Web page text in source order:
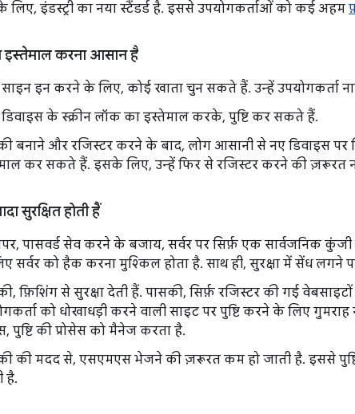
लिए, इंडस्ट्री का नया स्टैंडर्ड है. इससे उपयोगकर्ताओं को कई अहम
इस्तेमाल करना आसान है
इन करने के लिए, कोई खाता चुन सकते हैं. उन्हें उपयोगकर्ता
के स्क्रीन लॉक का इस्तेमाल करके, पुष्टि कर सकते हैं.
बनाने और रजिस्टर करने के बाद, लोग आसानी से नए डिवाइस
कर सकते हैं. इसके लिए, उन्हें फिर से रजिस्टर करने की ज़रूरत
सुरक्षित होती हैं
पासवर्ड सेव करने के बजाय, सर्वर पर सिर्फ़ एक सार्वजनिक
सर्वर को हैक करना मुश्किल होता है. साथ ही, सुरक्षा में सेंध
फ़िशिंग से सुरक्षा देती हैं. पासकी, सिर्फ़ रजिस्टर की गई
को धोखाधड़ी करने वाली साइट पर पुष्टि करने के लिए
पुष्टि की प्रोसेस को मैनेज करता है.
की मदद से, एसएमएस भेजने की ज़रूरत कम हो जाती है. इससे पुष्टि
है.